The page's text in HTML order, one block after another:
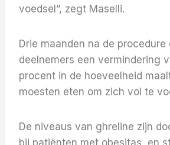
voedsel”, zegt Maselli.
Drie maanden na de procedure
deelnemers een vermindering
procent in de hoeveelheid
moesten eten om zich vol te
De niveaus van ghreline zijn